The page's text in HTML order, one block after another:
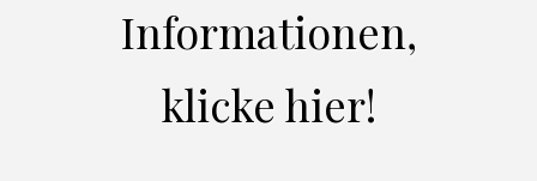
Informationen,
klicke hier!